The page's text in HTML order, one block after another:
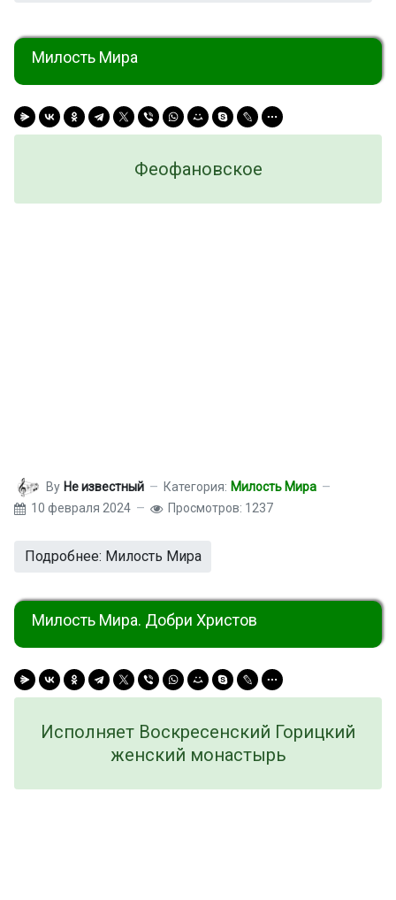
Милость Мира
Феофановское
By Не известный Категория: Милость Мира
10 февраля 2024
Просмотров: 1237
Подробнее: Милость Мира
Милость Мира. Добри Христов
Исполняет Воскресенский Горицкий
женский монастырь